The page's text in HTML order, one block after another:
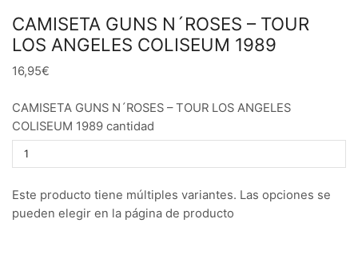
CAMISETA GUNS N´ROSES – TOUR
LOS ANGELES COLISEUM 1989
16,95€
CAMISETA GUNS N´ROSES – TOUR LOS ANGELES
COLISEUM 1989 cantidad
Este producto tiene múltiples variantes. Las opciones se
pueden elegir en la página de producto